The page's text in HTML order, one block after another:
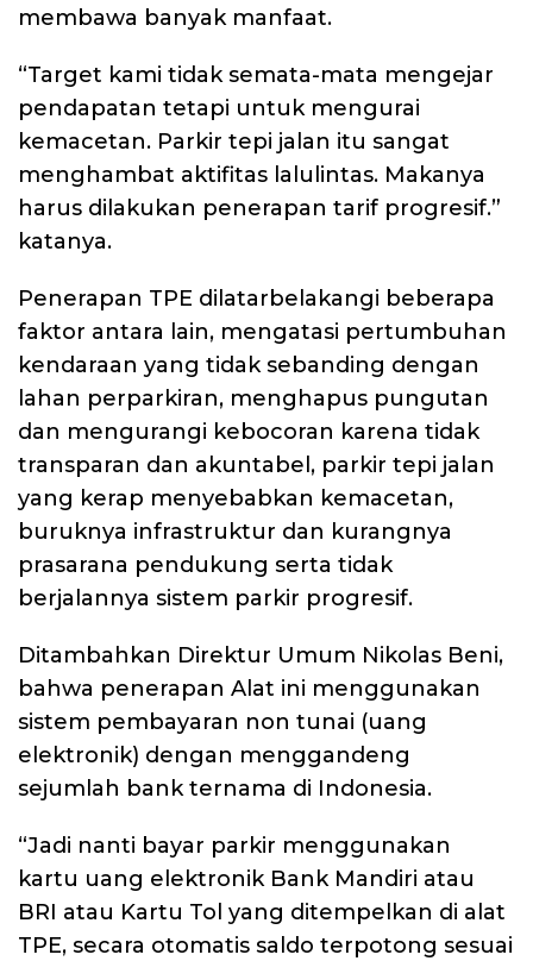
membawa banyak manfaat.
“Target kami tidak semata-mata mengejar
pendapatan tetapi untuk mengurai
kemacetan. Parkir tepi jalan itu sangat
menghambat aktifitas lalulintas. Makanya
harus dilakukan penerapan tarif progresif.”
katanya.
Penerapan TPE dilatarbelakangi beberapa
faktor antara lain, mengatasi pertumbuhan
kendaraan yang tidak sebanding dengan
lahan perparkiran, menghapus pungutan
dan mengurangi kebocoran karena tidak
transparan dan akuntabel, parkir tepi jalan
yang kerap menyebabkan kemacetan,
buruknya infrastruktur dan kurangnya
prasarana pendukung serta tidak
berjalannya sistem parkir progresif.
Ditambahkan Direktur Umum Nikolas Beni,
bahwa penerapan Alat ini menggunakan
sistem pembayaran non tunai (uang
elektronik) dengan menggandeng
sejumlah bank ternama di Indonesia.
“Jadi nanti bayar parkir menggunakan
kartu uang elektronik Bank Mandiri atau
BRI atau Kartu Tol yang ditempelkan di alat
TPE, secara otomatis saldo terpotong sesuai